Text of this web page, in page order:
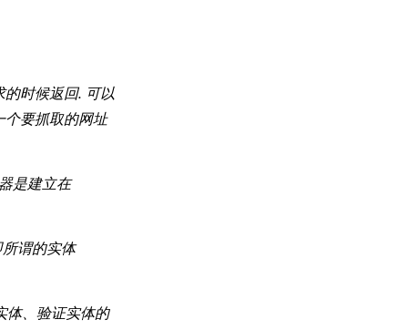
的时候返回. 可以
个要抓取的网址
是建立在
谓的实体
体、验证实体的